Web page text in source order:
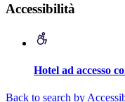
Accessibilità
Hotel ad accesso
Back to search by